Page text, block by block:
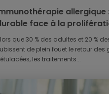
allergique
face à la
que 30 % des adultes et 20 %
de plein fouet le retour des
les traitements...